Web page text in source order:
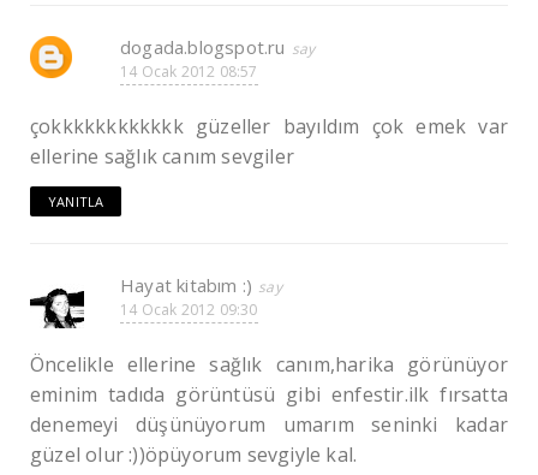
dogada.blogspot.ru
14 Ocak 2012 08:57
çokkkkkkkkkkkk güzeller bayıldım çok emek var
ellerine sağlık canım sevgiler
YANITLA
Hayat kitabım :)
14 Ocak 2012 09:30
Öncelikle ellerine sağlık canım,harika görünüyor
eminim tadıda görüntüsü gibi enfestir.ilk fırsatta
denemeyi düşünüyorum umarım seninki kadar
güzel olur :))öpüyorum sevgiyle kal.